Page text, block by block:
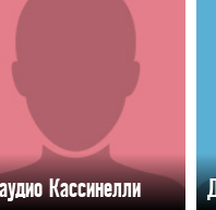
Кассинелли